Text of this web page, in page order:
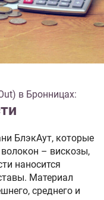
в Бронницах:
БлэкАут, которые
– вискозы,
наносится
Материал
среднего и